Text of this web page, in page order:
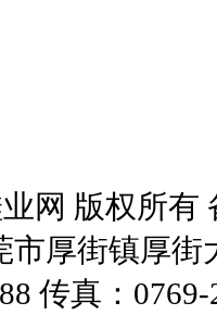
网 版权所有
市厚街镇厚
传真：0769-